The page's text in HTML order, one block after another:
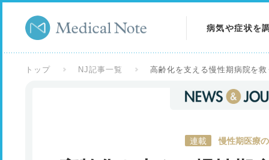
病気や症状を
症状を調べる
トップ NJ記事一覧 高齢化を支える慢性期病院を
連載 慢性期医療